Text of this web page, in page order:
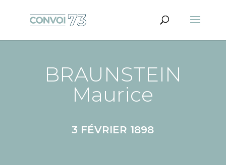
BRAUNSTEIN
Maurice
3 FÉVRIER 1898